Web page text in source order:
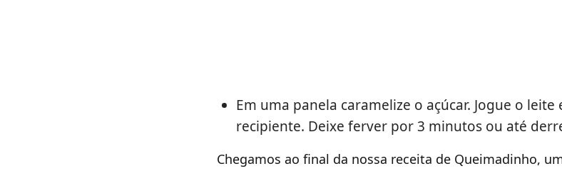
Em uma panela caramelize o açúcar. Jogue o
recipiente. Deixe ferver por 3 minutos ou até
Chegamos ao final da nossa receita de Queimadinho,